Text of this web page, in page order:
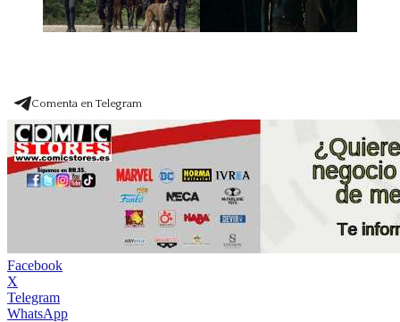
Comenta en Telegram
Facebook
X
Telegram
WhatsApp